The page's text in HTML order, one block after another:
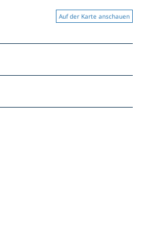
Auf der Karte anschauen